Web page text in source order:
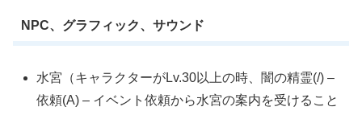
NPC、グラフィック、サウンド
水宮（キャラクターがLv.30以上の時、闇の精霊(/) –
依頼(A) – イベント依頼から水宮の案内を受けること